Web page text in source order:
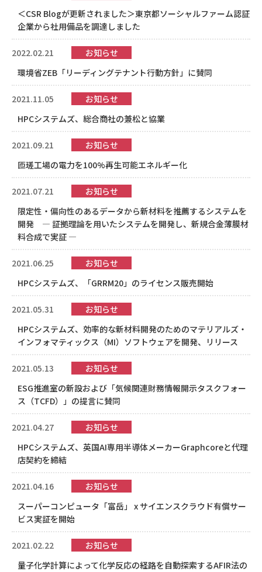
＜CSR Blogが更新されました＞東京都ソーシャルファーム認証
企業から社用備品を調達しました
2022.02.21
お知らせ
環境省ZEB「リーディングテナント行動方針」に賛同
2021.11.05
お知らせ
HPCシステムズ、総合商社の兼松と協業
2021.09.21
お知らせ
匝瑳工場の電力を100%再生可能エネルギー化
2021.07.21
お知らせ
限定性・偏向性のあるデータから新材料を推薦するシステムを
開発 ― 証拠理論を用いたシステムを開発し、新規合金薄膜材
料合成で実証 ―
2021.06.25
お知らせ
HPCシステムズ、「GRRM20」のライセンス販売開始
2021.05.31
お知らせ
HPCシステムズ、効率的な新材料開発のためのマテリアルズ・
インフォマティックス（MI）ソフトウェアを開発、リリース
2021.05.13
お知らせ
ESG推進室の新設および「気候関連財務情報開示タスクフォー
ス（TCFD）」の提言に賛同
2021.04.27
お知らせ
HPCシステムズ、英国AI専用半導体メーカーGraphcoreと代理
店契約を締結
2021.04.16
お知らせ
スーパーコンピュータ「富岳」 x サイエンスクラウド有償サー
ビス実証を開始
2021.02.22
お知らせ
量子化学計算によって化学反応の経路を自動探索するAFIR法の